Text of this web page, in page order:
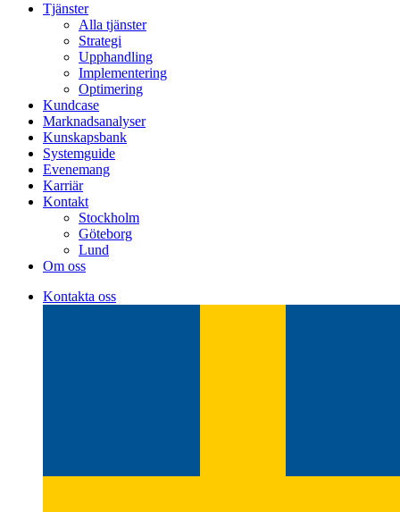
Tjänster
Alla tjänster
Strategi
Upphandling
Implementering
Optimering
Kundcase
Marknadsanalyser
Kunskapsbank
Systemguide
Evenemang
Karriär
Kontakt
Stockholm
Göteborg
Lund
Om oss
Kontakta oss